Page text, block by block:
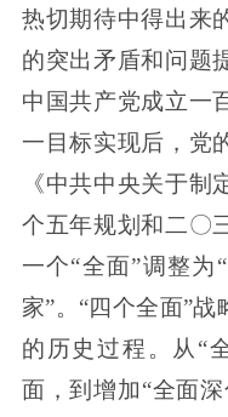
热切期待中得出来
的突出矛盾和问题
中国共产党成立一
一目标实现后，党
《中共中央关于制
个五年规划和二〇
一个“全面”调整为
家”。“四个全面”
的历史过程。从“
面，到增加“全面